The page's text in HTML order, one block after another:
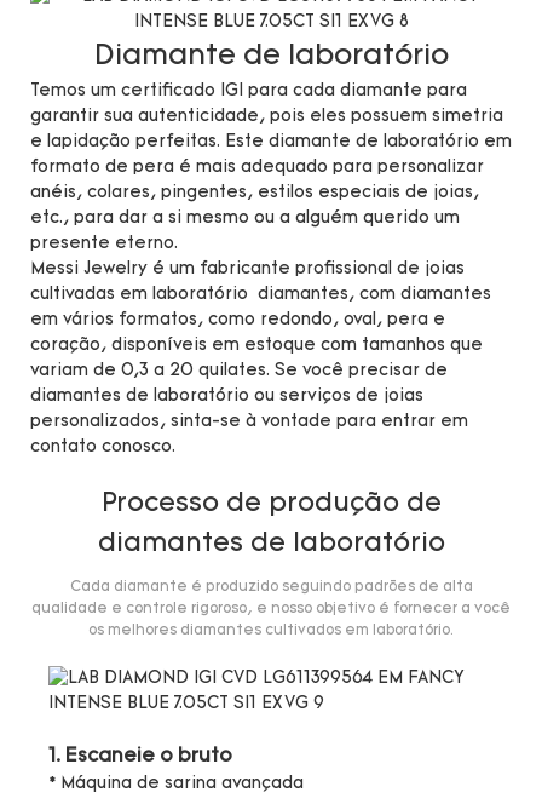
Diamante de laboratório
Temos um certificado IGI para cada diamante para
garantir sua autenticidade, pois eles possuem simetria
e lapidação perfeitas. Este diamante de laboratório em
formato de pera é mais adequado para personalizar
anéis, colares, pingentes, estilos especiais de joias,
etc., para dar a si mesmo ou a alguém querido um
presente eterno.
Messi Jewelry é um fabricante profissional de joias
cultivadas em laboratório diamantes, com diamantes
em vários formatos, como redondo, oval, pera e
coração, disponíveis em estoque com tamanhos que
variam de 0,3 a 20 quilates. Se você precisar de
diamantes de laboratório ou serviços de joias
personalizados, sinta-se à vontade para entrar em
contato conosco.
Processo de produção de
diamantes de laboratório
Cada diamante é produzido seguindo padrões de alta
qualidade e controle rigoroso, e nosso objetivo é fornecer a você
os melhores diamantes cultivados em laboratório.
1. Escaneie o bruto
* Máquina de sarina avançada